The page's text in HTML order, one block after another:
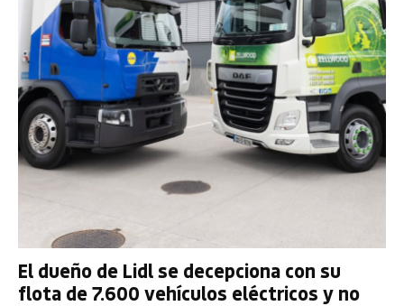
El dueño de Lidl se decepciona con su
flota de 7.600 vehículos eléctricos y no